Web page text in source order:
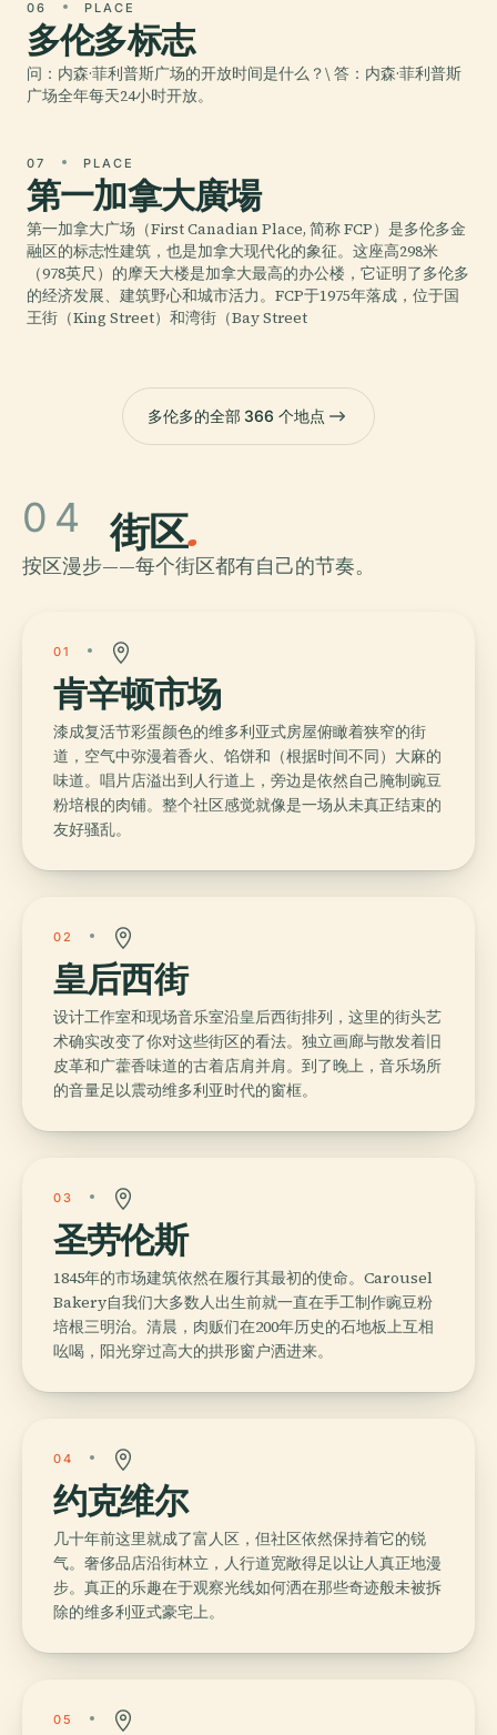
06 PLACE
多伦多标志
问：内森·菲利普斯广场的开放时间是什么？\ 答：内森·菲利普斯
广场全年每天24小时开放。
07 PLACE
第一加拿大廣場
第一加拿大广场（First Canadian Place, 简称 FCP）是多伦多金
融区的标志性建筑，也是加拿大现代化的象征。这座高298米
（978英尺）的摩天大楼是加拿大最高的办公楼，它证明了多伦多
的经济发展、建筑野心和城市活力。FCP于1975年落成，位于国
王街（King Street）和湾街（Bay Street
多伦多的全部 366 个地点
04 街区.
按区漫步——每个街区都有自己的节奏。
01
肯辛顿市场
漆成复活节彩蛋颜色的维多利亚式房屋俯瞰着狭窄的街
道，空气中弥漫着香火、馅饼和（根据时间不同）大麻的
味道。唱片店溢出到人行道上，旁边是依然自己腌制豌豆
粉培根的肉铺。整个社区感觉就像是一场从未真正结束的
友好骚乱。
02
皇后西街
设计工作室和现场音乐室沿皇后西街排列，这里的街头艺
术确实改变了你对这些街区的看法。独立画廊与散发着旧
皮革和广藿香味道的古着店肩并肩。到了晚上，音乐场所
的音量足以震动维多利亚时代的窗框。
03
圣劳伦斯
1845年的市场建筑依然在履行其最初的使命。Carousel
Bakery自我们大多数人出生前就一直在手工制作豌豆粉
培根三明治。清晨，肉贩们在200年历史的石地板上互相
吆喝，阳光穿过高大的拱形窗户洒进来。
04
约克维尔
几十年前这里就成了富人区，但社区依然保持着它的锐
气。奢侈品店沿街林立，人行道宽敞得足以让人真正地漫
步。真正的乐趣在于观察光线如何洒在那些奇迹般未被拆
除的维多利亚式豪宅上。
05